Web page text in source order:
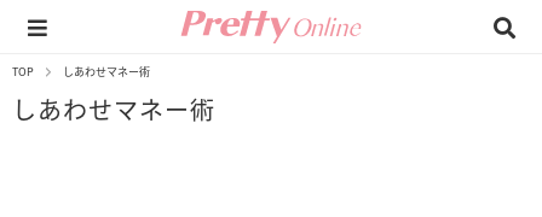
TOP しあわせマネー術
しあわせマネー術